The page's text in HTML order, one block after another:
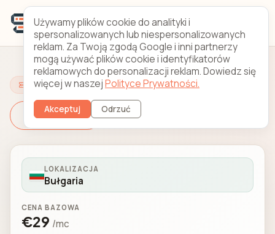
Skonfiguruj swój serwer
Zmień serwer
LOKALIZACJA
Bułgaria
CENA BAZOWA
€29 /mc
Używamy plików cookie do analityki i
spersonalizowanych lub niespersonalizowanych
reklam. Za Twoją zgodą Google i inni partnerzy
mogą używać plików cookie i identyfikatorów
reklamowych do personalizacji reklam. Dowiedz się
więcej w naszejPolityce Prywatności.
Akceptuj Odrzuć